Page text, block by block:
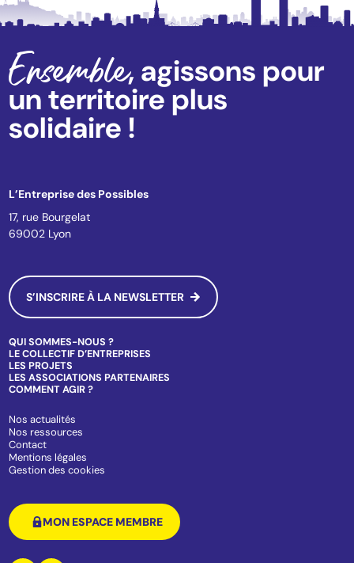
Ensemble, agissons pour
un territoire plus
solidaire !
L’Entreprise des Possibles
17, rue Bourgelat
69002 Lyon
S’INSCRIRE À LA NEWSLETTER
QUI SOMMES-NOUS ?
LE COLLECTIF D’ENTREPRISES
LES PROJETS
LES ASSOCIATIONS PARTENAIRES
COMMENT AGIR ?
Nos actualités
Nos ressources
Contact
Mentions légales
Gestion des cookies
MON ESPACE MEMBRE